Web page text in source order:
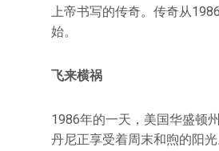
上帝书写的传奇。传奇从
始。
飞来横祸
1986年的一天，美国华盛顿
丹尼正享受着周末和煦的阳